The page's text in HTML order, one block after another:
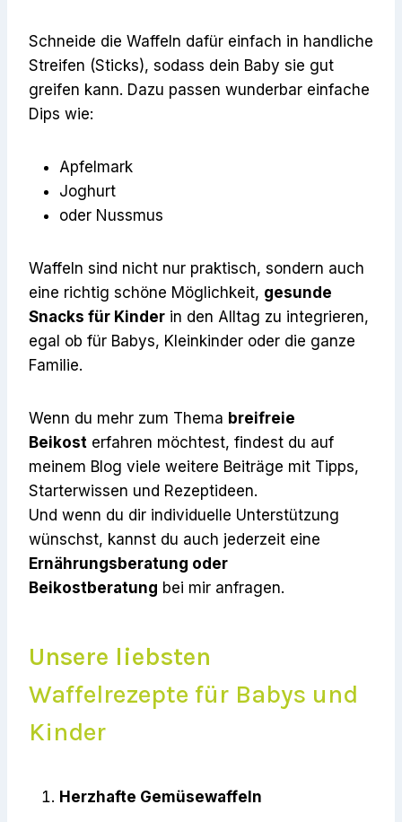
Schneide die Waffeln dafür einfach in handliche
Streifen (Sticks), sodass dein Baby sie gut
greifen kann. Dazu passen wunderbar einfache
Dips wie:
Apfelmark
Joghurt
oder Nussmus
Waffeln sind nicht nur praktisch, sondern auch
eine richtig schöne Möglichkeit, gesunde
Snacks für Kinder in den Alltag zu integrieren,
egal ob für Babys, Kleinkinder oder die ganze
Familie.
Wenn du mehr zum Thema breifreie
Beikost erfahren möchtest, findest du auf
meinem Blog viele weitere Beiträge mit Tipps,
Starterwissen und Rezeptideen.
Und wenn du dir individuelle Unterstützung
wünschst, kannst du auch jederzeit eine
Ernährungsberatung oder
Beikostberatung bei mir anfragen.
Unsere liebsten
Waffelrezepte für Babys und
Kinder
Herzhafte Gemüsewaffeln